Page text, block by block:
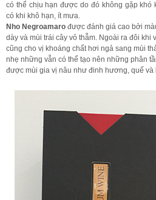
có thể chịu hạn được do đó không gặp
có khi khô hạn, ít mưa.
Nho Negroamaro được đánh giá cao bởi
dày và mùi trái cây vỏ thẫm. Ngoài ra đôi khi
cũng cho vị khoáng chất hơi ngả sang mùi
nhẹ những vẫn có thể tạo nên những phân
được mùi gia vị nâu như đinh hương, quế và